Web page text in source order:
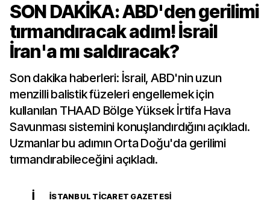
SON DAKİKA: ABD'den gerilimi
tırmandıracak adım! İsrail
İran'a mı saldıracak?
Son dakika haberleri: İsrail, ABD'nin uzun
menzilli balistik füzeleri engellemek için
kullanılan THAAD Bölge Yüksek İrtifa Hava
Savunması sistemini konuşlandırdığını açıkladı.
Uzmanlar bu adımın Orta Doğu'da gerilimi
tırmandırabileceğini açıkladı.
İ İSTANBUL TICARET GAZETESI